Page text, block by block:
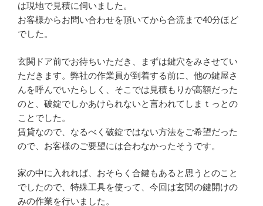
は現地で見積に伺いました。
お客様からお問い合わせを頂いてから合流まで40分ほど
でした。
玄関ドア前でお待ちいただき、まずは鍵穴をみさせてい
ただきます。弊社の作業員が到着する前に、他の鍵屋さ
んを呼んでいたらしく、そこでは見積もりが高額だった
のと、破錠でしかあけられないと言われてしまｔっとの
ことでした。
賃貸なので、なるべく破錠ではない方法をご希望だった
ので、お客様のご要望には合わなかったそうです。
家の中に入れれば、おそらく合鍵もあると思うとのこと
でしたので、特殊工具を使って、今回は玄関の鍵開けの
みの作業を行いました。